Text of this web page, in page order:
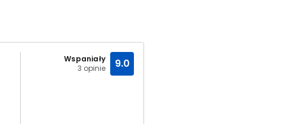
Wspaniały
3 opinie
9.0